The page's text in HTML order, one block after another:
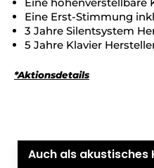
Eine Erst-Stimmung
3 Jahre Silentsystem
5 Jahre Klavier
*Aktionsdetails
Auch als